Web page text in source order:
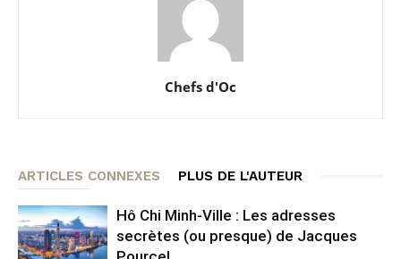
Chefs d'Oc
ARTICLES CONNEXES PLUS DE L'AUTEUR
Hô Chi Minh-Ville : Les adresses
secrètes (ou presque) de Jacques